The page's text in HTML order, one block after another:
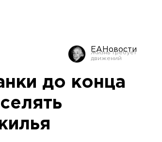
ЕАНовости
до конца